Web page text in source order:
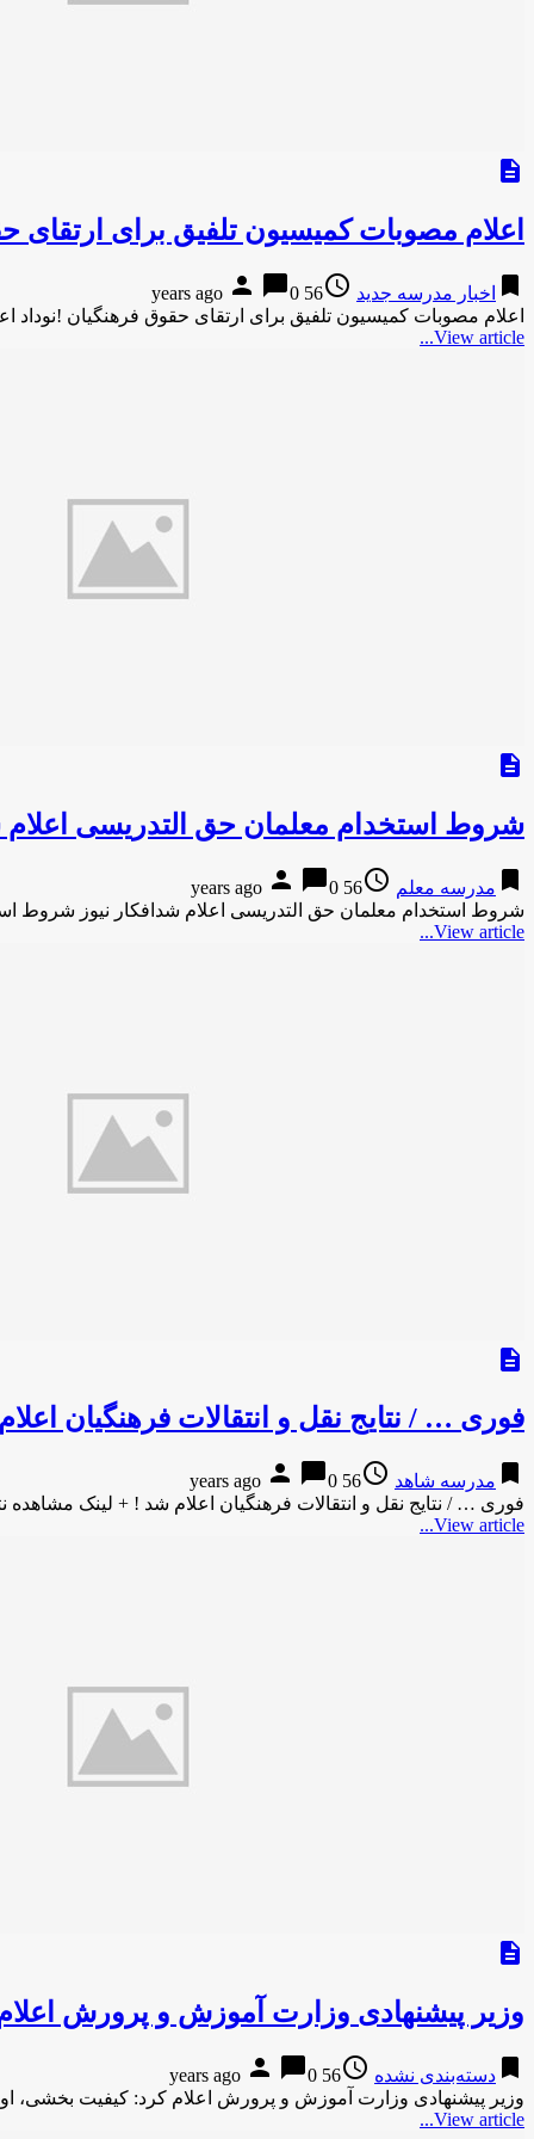
description
اعلام مصوبات کمیسیون تلفیق برای ارتقای
bookmark اخبار مدرسه جدید access_time
56 years ago
person chat_bubble0
اعلام مصوبات کمیسیون تلفیق برای ارتقای حقوق فرهنگیان
View article...
description
شروط استخدام معلمان حق التدریسی
bookmark مدرسه معلم access_time
56 years ago
person chat_bubble0
شروط استخدام معلمان حق التدریسی اعلام شدافکار نیوز شروط
View article...
description
فوری … / نتایج نقل و انتقالات فرهنگیان
bookmark مدرسه شاهد access_time
56 years ago
person chat_bubble0
فوری … / نتایج نقل و انتقالات فرهنگیان اعلام شد ! + لینک مشاهده
View article...
description
وزیر پیشنهادی وزارت آموزش و پرورش
bookmark دسته‌بندی نشده access_time
56 years ago
person chat_bubble0
وزیر پیشنهادی وزارت آموزش و پرورش اعلام کرد: کیفیت بخشی،
View article...